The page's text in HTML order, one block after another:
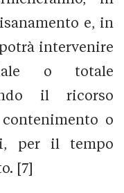
e, in
intervenire
o totale
il ricorso
o
per il tempo
[7]